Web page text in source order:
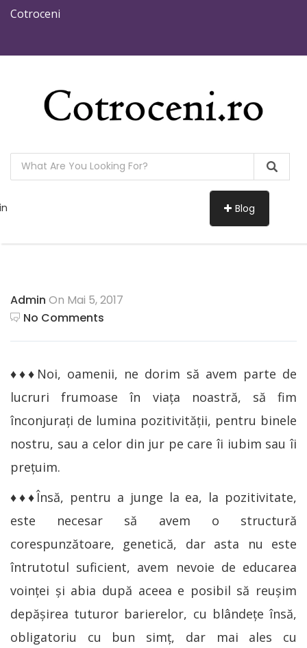
Cotroceni
Blog
Admin On Mai 5, 2017
No Comments
♦♦♦Noi, oamenii, ne dorim să avem parte de
lucruri frumoase în viaţa noastră, să fim
înconjuraţi de lumina pozitivităţii, pentru binele
nostru, sau a celor din jur pe care îi iubim sau îi
preţuim.
♦♦♦Însă, pentru a junge la ea, la pozitivitate,
este necesar să avem o structură
corespunzătoare, genetică, dar asta nu este
întrutotul suficient, avem nevoie de educarea
voinţei şi abia după aceea e posibil să reuşim
depăşirea tuturor barierelor, cu blândeţe însă,
obligatoriu cu bun simţ, dar mai ales cu